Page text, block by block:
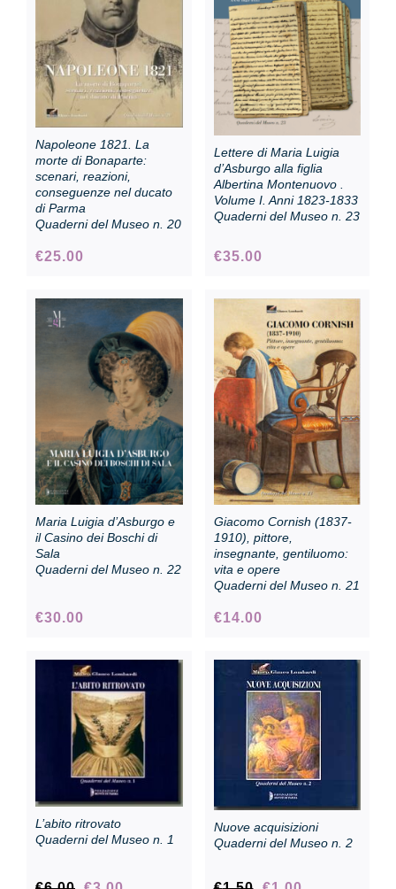
Collection
Contacts and tickets
Accessibility
Donate
Napoleone 1821. La
morte di Bonaparte:
scenari, reazioni,
conseguenze nel ducato
di Parma
Quaderni del Museo n. 20
€25.00
Lettere di Maria Luigia
d’Asburgo alla figlia
Albertina Montenuovo .
Volume I. Anni 1823-1833
Quaderni del Museo n. 23
€35.00
Maria Luigia d’Asburgo e
il Casino dei Boschi di
Sala
Quaderni del Museo n. 22
€30.00
Giacomo Cornish (1837-
1910), pittore,
insegnante, gentiluomo:
vita e opere
Quaderni del Museo n. 21
€14.00
L’abito ritrovato
Quaderni del Museo n. 1
Original
Nuove acquisizioni
Quaderni del Museo n. 2
OriginalCurrent